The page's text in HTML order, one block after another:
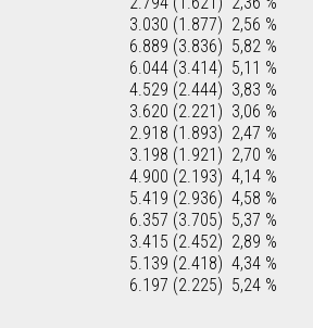
3.030 (1.877) 2,56 %
6.889 (3.836) 5,82 %
6.044 (3.414) 5,11 %
4.529 (2.444) 3,83 %
3.620 (2.221) 3,06 %
2.918 (1.893) 2,47 %
3.198 (1.921) 2,70 %
4.900 (2.193) 4,14 %
5.419 (2.936) 4,58 %
6.357 (3.705) 5,37 %
3.415 (2.452) 2,89 %
5.139 (2.418) 4,34 %
6.197 (2.225) 5,24 %